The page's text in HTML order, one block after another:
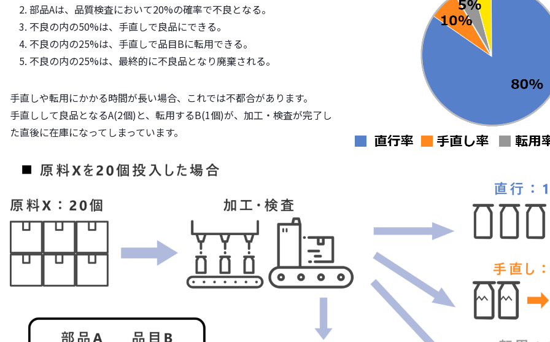
部品Aは、品質検査において20%の確率で不良となる。
不良の内の50%は、手直しで良品にできる。
不良の内の25%は、手直しで品目Bに転用できる。
不良の内の25%は、最終的に不良品となり廃棄される。
手直しや転用にかかる時間が長い場合、これでは不都合があります。
手直しして良品となるA(2個)と、転用するB(1個)が、加工・検査が完了し
た直後に在庫になってしまっています。